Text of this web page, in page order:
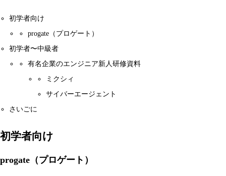
初学者向け
progate（プロゲート）
初学者〜中級者
有名企業のエンジニア新人研修資料
ミクシィ
サイバーエージェント
さいごに
初学者向け
progate（プロゲート）